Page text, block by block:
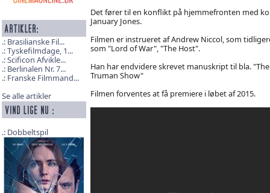
Brasilianske Fil...
Tyskefilmdage, 1...
Scificon Afvikle...
Berlinalen Nr. 7...
Franske Filmmand...
Se alle artikler
Dobbeltspil
Det fører til en konflikt på hjemmefronten med
January Jones.
Filmen er instrueret af Andrew Niccol, som
som "Lord of War", "The Host".
Han har endvidere skrevet manuskript til bla.
Truman Show"
Filmen forventes at få premiere i løbet af 2015.